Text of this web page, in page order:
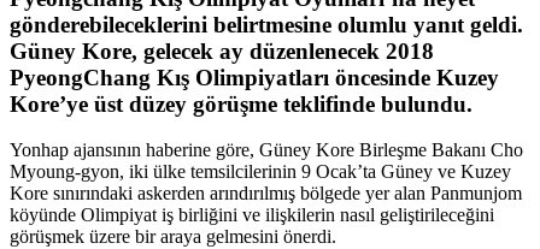
gönderebileceklerini belirtmesine olumlu yanıt geldi.
Güney Kore, gelecek ay düzenlenecek 2018
PyeongChang Kış Olimpiyatları öncesinde Kuzey
Kore’ye üst düzey görüşme teklifinde bulundu.
Yonhap ajansının haberine göre, Güney Kore Birleşme Bakanı Cho
Myoung-gyon, iki ülke temsilcilerinin 9 Ocak’ta Güney ve Kuzey
Kore sınırındaki askerden arındırılmış bölgede yer alan Panmunjom
köyünde Olimpiyat iş birliğini ve ilişkilerin nasıl geliştirileceğini
görüşmek üzere bir araya gelmesini önerdi.